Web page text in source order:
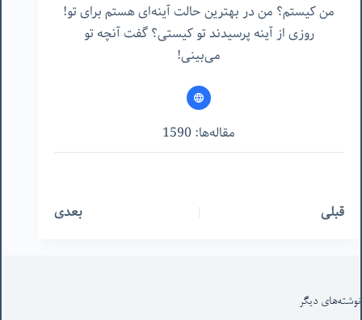
من کیستم؟ من در بهترین حالت آینه‌ای هستم برای تو!
روزی از آینه پرسیدند تو کیستی؟ گفت آنچه تو
می‌بینی!
مقاله‌ها: 1590
قبلی بعدی
نوشته‌های‌ دیگر